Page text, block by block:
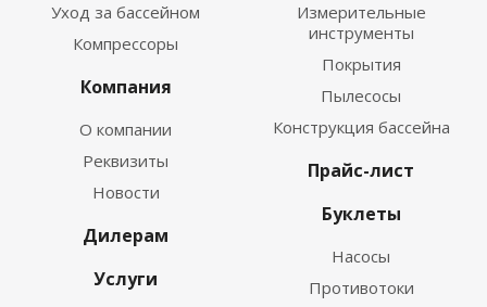
Уход за бассейном
Компрессоры
Компания
О компании
Реквизиты
Новости
Дилерам
Услуги
Измерительные
инструменты
Покрытия
Пылесосы
Конструкция бассейна
Прайс-лист
Буклеты
Насосы
Противотоки